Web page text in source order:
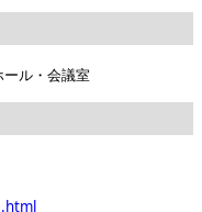
ル・会議室